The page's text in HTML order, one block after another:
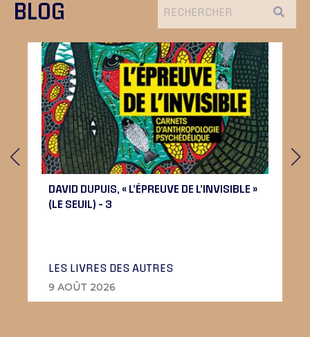
BLOG
DAVID DUPUIS, « L’ÉPREUVE DE L’INVISIBLE »
(LE SEUIL) – 3
LES LIVRES DES AUTRES
9 AOÛT 2026